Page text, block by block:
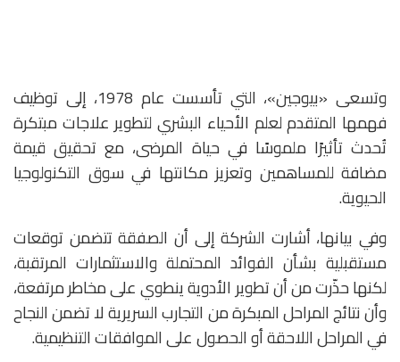
وتسعى «بيوجين»، التي تأسست عام 1978، إلى توظيف
فهمها المتقدم لعلم الأحياء البشري لتطوير علاجات مبتكرة
تُحدث تأثيرًا ملموسًا في حياة المرضى، مع تحقيق قيمة
مضافة للمساهمين وتعزيز مكانتها في سوق التكنولوجيا
الحيوية.
وفي بيانها، أشارت الشركة إلى أن الصفقة تتضمن توقعات
مستقبلية بشأن الفوائد المحتملة والاستثمارات المرتقبة،
لكنها حذّرت من أن تطوير الأدوية ينطوي على مخاطر مرتفعة،
وأن نتائج المراحل المبكرة من التجارب السريرية لا تضمن النجاح
في المراحل اللاحقة أو الحصول على الموافقات التنظيمية.